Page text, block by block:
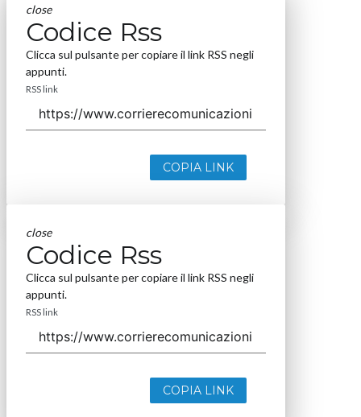
close
Codice Rss
Clicca sul pulsante per copiare il link RSS negli
appunti.
RSS link
COPIA LINK
close
Codice Rss
Clicca sul pulsante per copiare il link RSS negli
appunti.
RSS link
COPIA LINK